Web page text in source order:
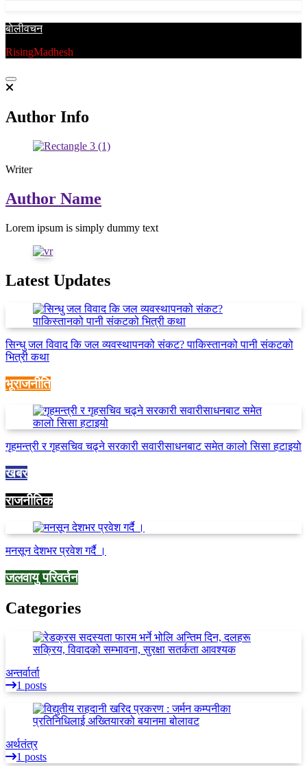
बाेलीवचन
RisingMadhesh
Author Info
Writer
Author Name
Lorem ipsum is simply dummy text
Latest Updates
सिन्धु जल विवाद कि जल व्यवस्थापनको संकट? पाकिस्तानको पानी संकटको
भित्री कथा
भूराजनीति
गृहमन्त्री र गृहसचिव चढ्ने सरकारी सवारीसाधनबाट समेत कालो सिसा हटाइयो
खबर
राजनीतिक
मनसून देशभर प्रवेश गर्दै ।
जलवायु परिवर्तन
Categories
अन्तर्वार्ता
1 posts
अर्थतंत्र
1 posts